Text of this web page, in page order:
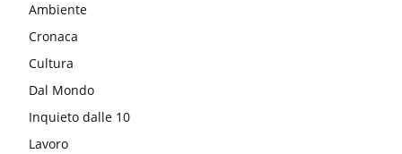
Ambiente
Cronaca
Cultura
Dal Mondo
Inquieto dalle 10
Lavoro